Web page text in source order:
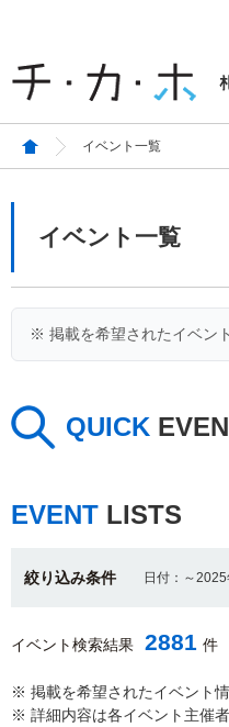
イベント一覧
イベント一覧
※ 掲載を希望されたイベン
QUICK
EVENT LISTS
絞り込み条件 日付：～
イベント検索結果 2881 件
※ 掲載を希望されたイベント
※ 詳細内容は各イベント主催者